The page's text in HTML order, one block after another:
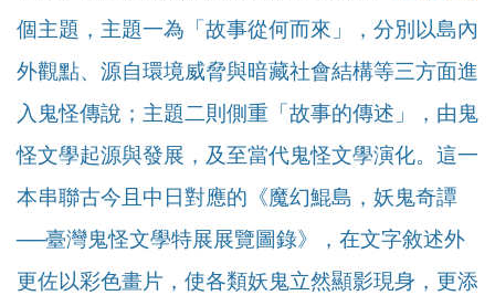
個主題，主題一為「故事從何而來」，分別以島內
外觀點、源自環境威脅與暗藏社會結構等三方面進
入鬼怪傳說；主題二則側重「故事的傳述」，由鬼
怪文學起源與發展，及至當代鬼怪文學演化。這一
本串聯古今且中日對應的《魔幻鯤島，妖鬼奇譚
──臺灣鬼怪文學特展展覽圖錄》，在文字敘述外
更佐以彩色畫片，使各類妖鬼立然顯影現身，更添